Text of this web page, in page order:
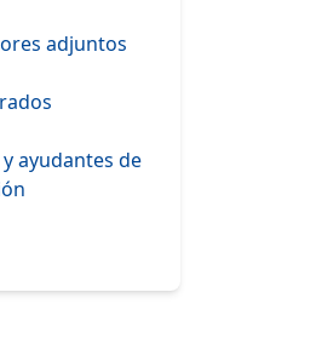
adjuntos
ayudantes de